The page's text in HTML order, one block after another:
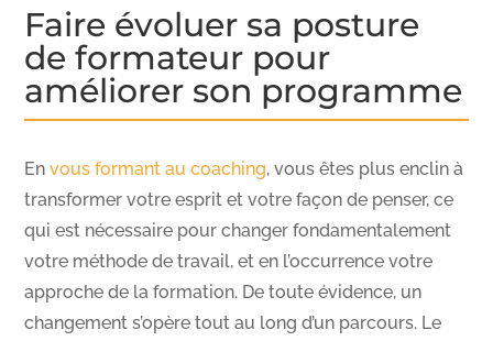
Faire évoluer sa posture
de formateur pour
améliorer son programme
Envous formant au coaching, vous êtes plus enclin à
transformer votre esprit et votre façon de penser, ce
qui est nécessaire pour changer fondamentalement
votre méthode de travail, et en l’occurrence votre
approche de la formation. De toute évidence, un
changement s’opère tout au long d’un parcours. Le